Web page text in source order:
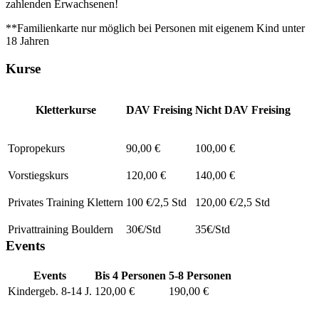
zahlenden Erwachsenen!
**Familienkarte nur möglich bei Personen mit eigenem Kind unter
18 Jahren
Kurse
Kletterkurse DAV Freising Nicht DAV Freising
Topropekurs 90,00 € 100,00 €
Vorstiegskurs 120,00 € 140,00 €
Privates Training Klettern 100 €/2,5 Std 120,00 €/2,5 Std
Privattraining Bouldern 30€/Std 35€/Std
Events
Events Bis 4 Personen 5-8 Personen
Kindergeb. 8-14 J. 120,00 € 190,00 €